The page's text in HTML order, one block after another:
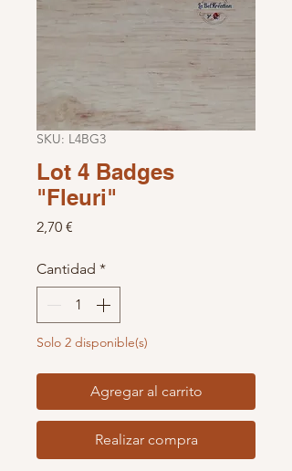
SKU: L4BG3
Lot 4 Badges
"Fleuri"
2,70 €
Cantidad *
Solo 2 disponible(s)
Agregar al carrito
Realizar compra